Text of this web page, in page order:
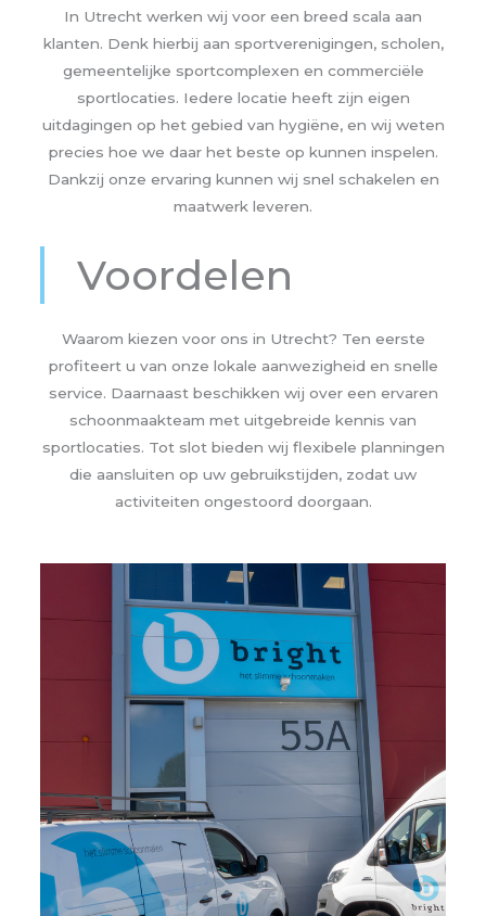
In Utrecht werken wij voor een breed scala aan
klanten. Denk hierbij aan sportverenigingen, scholen,
gemeentelijke sportcomplexen en commerciële
sportlocaties. Iedere locatie heeft zijn eigen
uitdagingen op het gebied van hygiëne, en wij weten
precies hoe we daar het beste op kunnen inspelen.
Dankzij onze ervaring kunnen wij snel schakelen en
maatwerk leveren.
Voordelen
Waarom kiezen voor ons in Utrecht? Ten eerste
profiteert u van onze lokale aanwezigheid en snelle
service. Daarnaast beschikken wij over een ervaren
schoonmaakteam met uitgebreide kennis van
sportlocaties. Tot slot bieden wij flexibele planningen
die aansluiten op uw gebruikstijden, zodat uw
activiteiten ongestoord doorgaan.